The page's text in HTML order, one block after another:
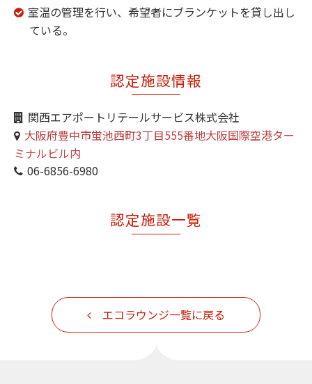
室温の管理を行い、希望者にブランケットを貸し出し
ている。
認定施設情報
関西エアポートリテールサービス株式会社
大阪府豊中市蛍池西町3丁目555番地大阪国際空港ター
ミナルビル内
06-6856-6980
認定施設一覧
エコラウンジ一覧に戻る